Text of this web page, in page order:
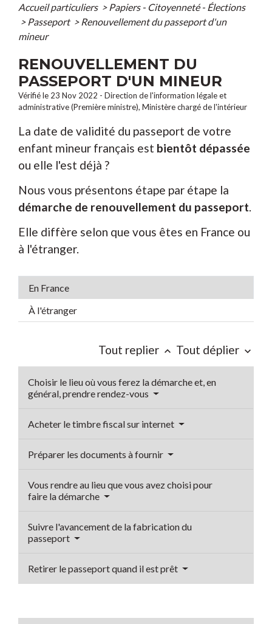
Accueil particuliers > Papiers - Citoyenneté - Élections
> Passeport > Renouvellement du passeport d'un
mineur
RENOUVELLEMENT DU
PASSEPORT D'UN MINEUR
Vérifié le 23 Nov 2022 - Direction de l'information légale et
administrative (Première ministre), Ministère chargé de l'intérieur
La date de validité du passeport de votre
enfant mineur français est bientôt dépassée
ou elle l'est déjà ?
Nous vous présentons étape par étape la
démarche de renouvellement du passeport.
Elle diffère selon que vous êtes en France ou
à l'étranger.
En France
À l'étranger
Tout replier keyboard_arrow_up Tout déplier keyboard_arrow_down
Choisir le lieu où vous ferez la démarche et, en
général, prendre rendez-vous
Acheter le timbre fiscal sur internet
Préparer les documents à fournir
Vous rendre au lieu que vous avez choisi pour
faire la démarche
Suivre l'avancement de la fabrication du
passeport
Retirer le passeport quand il est prêt